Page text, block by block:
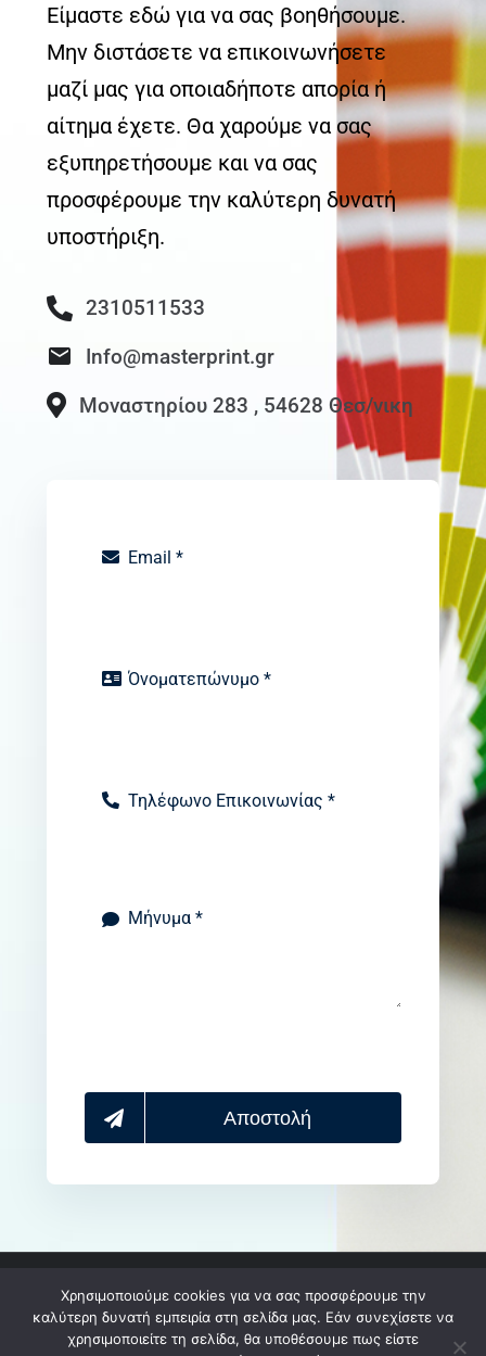
Είμαστε εδώ για να σας βοηθήσουμε.
Μην διστάσετε να επικοινωνήσετε
μαζί μας για οποιαδήποτε απορία ή
αίτημα έχετε. Θα χαρούμε να σας
εξυπηρετήσουμε και να σας
προσφέρουμε την καλύτερη δυνατή
υποστήριξη.
2310511533
Info@masterprint.gr
Μοναστηρίου 283 , 54628 Θεσ/νικη
Αποστολή
© 2003 - 2026 Masterprint ® . Με Την Επιφύλαξη
Παντός Δικαιώματος
Χρησιμοποιούμε cookies για να σας προσφέρουμε την
καλύτερη δυνατή εμπειρία στη σελίδα μας. Εάν συνεχίσετε να
χρησιμοποιείτε τη σελίδα, θα υποθέσουμε πως είστε